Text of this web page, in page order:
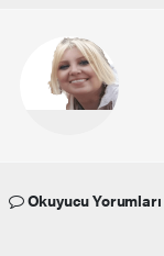
Okuyucu Yorumları